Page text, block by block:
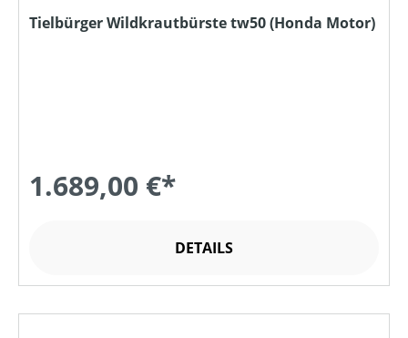
Tielbürger Wildkrautbürste tw50 (Honda Motor)
1.689,00 €*
DETAILS